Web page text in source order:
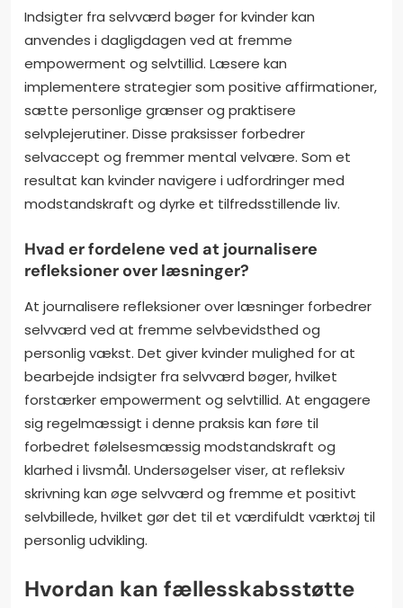
Indsigter fra selvværd bøger for kvinder kan
anvendes i dagligdagen ved at fremme
empowerment og selvtillid. Læsere kan
implementere strategier som positive affirmationer,
sætte personlige grænser og praktisere
selvplejerutiner. Disse praksisser forbedrer
selvaccept og fremmer mental velvære. Som et
resultat kan kvinder navigere i udfordringer med
modstandskraft og dyrke et tilfredsstillende liv.
Hvad er fordelene ved at journalisere
refleksioner over læsninger?
At journalisere refleksioner over læsninger forbedrer
selvværd ved at fremme selvbevidsthed og
personlig vækst. Det giver kvinder mulighed for at
bearbejde indsigter fra selvværd bøger, hvilket
forstærker empowerment og selvtillid. At engagere
sig regelmæssigt i denne praksis kan føre til
forbedret følelsesmæssig modstandskraft og
klarhed i livsmål. Undersøgelser viser, at refleksiv
skrivning kan øge selvværd og fremme et positivt
selvbillede, hvilket gør det til et værdifuldt værktøj til
personlig udvikling.
Hvordan kan fællesskabsstøtte